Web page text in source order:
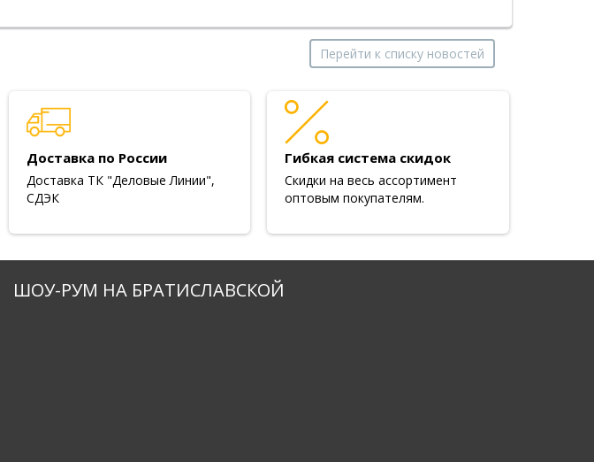
Перейти к списку новостей
Доставка по России
Доставка ТК "Деловые Линии",
СДЭК
Гибкая система скидок
Скидки на весь ассортимент
оптовым покупателям.
ШОУ-РУМ НА БРАТИСЛАВСКОЙ